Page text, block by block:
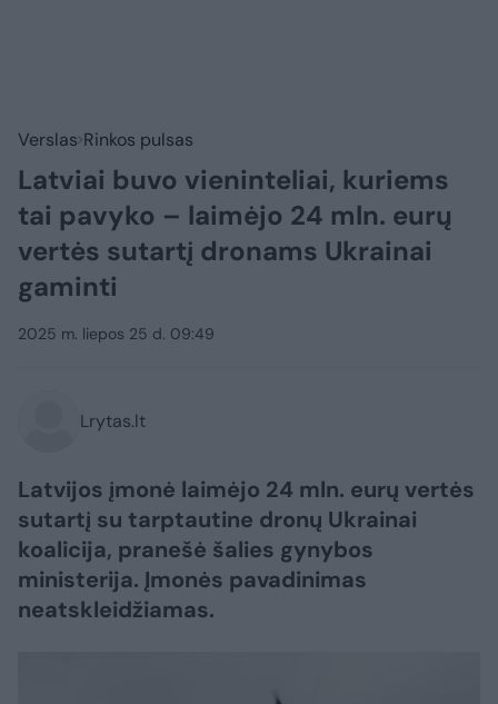
Verslas Rinkos pulsas
Latviai buvo vieninteliai, kuriems
tai pavyko – laimėjo 24 mln. eurų
vertės sutartį dronams Ukrainai
gaminti
2025 m. liepos 25 d. 09:49
Lrytas.lt
Latvijos įmonė laimėjo 24 mln. eurų vertės
sutartį su tarptautine dronų Ukrainai
koalicija, pranešė šalies gynybos
ministerija. Įmonės pavadinimas
neatskleidžiamas.